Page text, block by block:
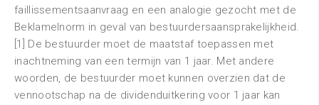
faillissementsaanvraag en een analogie gezocht met de
Beklamelnorm in geval van bestuurdersaansprakelijkheid.
[1] De bestuurder moet de maatstaf toepassen met
inachtneming van een termijn van 1 jaar. Met andere
woorden, de bestuurder moet kunnen overzien dat de
vennootschap na de dividenduitkering voor 1 jaar kan